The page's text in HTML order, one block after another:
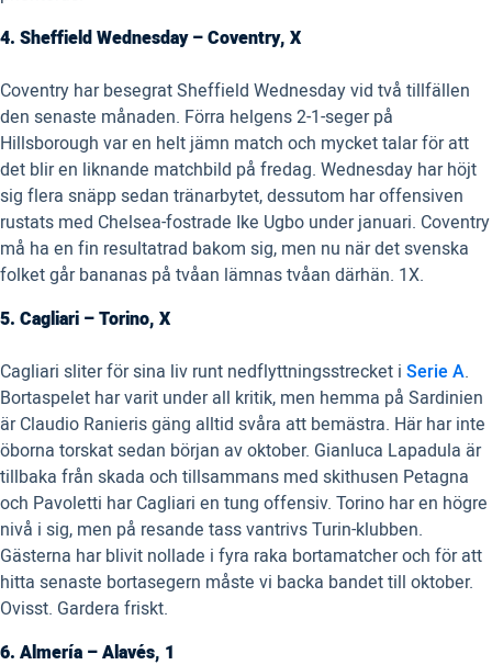
4. Sheffield Wednesday – Coventry, X
Coventry har besegrat Sheffield Wednesday vid två tillfällen
den senaste månaden. Förra helgens 2-1-seger på
Hillsborough var en helt jämn match och mycket talar för att
det blir en liknande matchbild på fredag. Wednesday har höjt
sig flera snäpp sedan tränarbytet, dessutom har offensiven
rustats med Chelsea-fostrade Ike Ugbo under januari. Coventry
må ha en fin resultatrad bakom sig, men nu när det svenska
folket går bananas på tvåan lämnas tvåan därhän. 1X.
5. Cagliari – Torino, X
Cagliari sliter för sina liv runt nedflyttningsstrecket i Serie A.
Bortaspelet har varit under all kritik, men hemma på Sardinien
är Claudio Ranieris gäng alltid svåra att bemästra. Här har inte
öborna torskat sedan början av oktober. Gianluca Lapadula är
tillbaka från skada och tillsammans med skithusen Petagna
och Pavoletti har Cagliari en tung offensiv. Torino har en högre
nivå i sig, men på resande tass vantrivs Turin-klubben.
Gästerna har blivit nollade i fyra raka bortamatcher och för att
hitta senaste bortasegern måste vi backa bandet till oktober.
Ovisst. Gardera friskt.
6. Almería – Alavés, 1